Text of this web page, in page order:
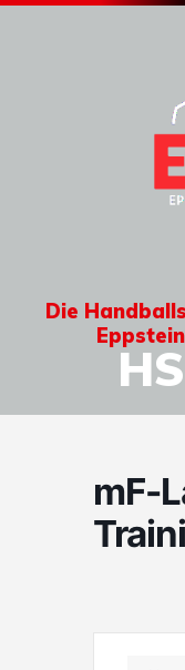
Die
mF-